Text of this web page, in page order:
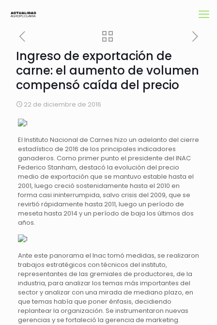
Ingreso de exportación de
carne: el aumento de volumen
compensó caída del precio
22 de diciembre de 2016
El Instituto Nacional de Carnes hizo un adelanto del cierre
estadístico de 2016 de los principales indicadores
ganaderos. Como primer punto el presidente del INAC
Federico Stanham, destacó la evolución del precio
medio de exportación que se mantuvo estable hasta el
2001, luego creció sostenidamente hasta el 2010 en
forma casi ininterrumpida, salvo crisis del 2009, que se
revirtió rápidamente hasta 2011, luego un período de
meseta hasta 2014 y un período de baja los últimos dos
años.
Ante este panorama el Inac tomó medidas, se realizaron
trabajos estratégicos con técnicos del instituto,
representantes de las gremiales de productores, de la
industria, para analizar los temas más importantes del
sector y analizar con una mirada de mediano plazo, en
que temas había que poner énfasis, decidiendo
replantear la organización. Se instrumentaron nuevas
gerencias y se fortaleció la gerencia de marketing.